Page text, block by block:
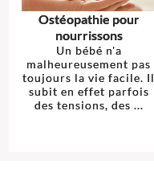
Ostéopathie pour
nourrissons
Un bébé n'a
malheureusement pas
toujours la vie facile. Il
subit en effet parfois
des tensions, des ...